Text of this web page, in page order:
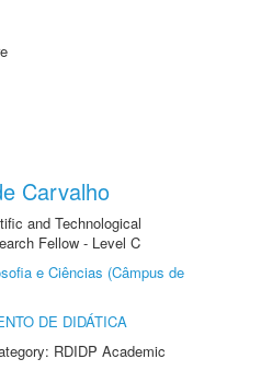
Carvalho
and Technological
Fellow - Level C
e Ciências (Câmpus de
DE DIDÁTICA
RDIDP Academic